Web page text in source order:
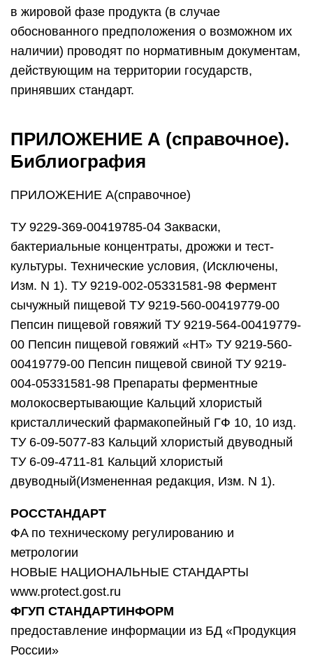
в жировой фазе продукта (в случае
обоснованного предположения о возможном их
наличии) проводят по нормативным документам,
действующим на территории государств,
принявших стандарт.
ПРИЛОЖЕНИЕ А (справочное).
Библиография
ПРИЛОЖЕНИЕ А(справочное)
ТУ 9229-369-00419785-04 Закваски,
бактериальные концентраты, дрожжи и тест-
культуры. Технические условия, (Исключены,
Изм. N 1). ТУ 9219-002-05331581-98 Фермент
сычужный пищевой ТУ 9219-560-00419779-00
Пепсин пищевой говяжий ТУ 9219-564-00419779-
00 Пепсин пищевой говяжий «НТ» ТУ 9219-560-
00419779-00 Пепсин пищевой свиной ТУ 9219-
004-05331581-98 Препараты ферментные
молокосвертывающие Кальций хлористый
кристаллический фармакопейный ГФ 10, 10 изд.
ТУ 6-09-5077-83 Кальций хлористый двуводный
ТУ 6-09-4711-81 Кальций хлористый
двуводный(Измененная редакция, Изм. N 1).
РОССТАНДАРТ
ФA по техническому регулированию и
метрологии
НОВЫЕ НАЦИОНАЛЬНЫЕ СТАНДАРТЫ
www.protect.gost.ru
ФГУП СТАНДАРТИНФОРМ
предоставление информации из БД «Продукция
России»